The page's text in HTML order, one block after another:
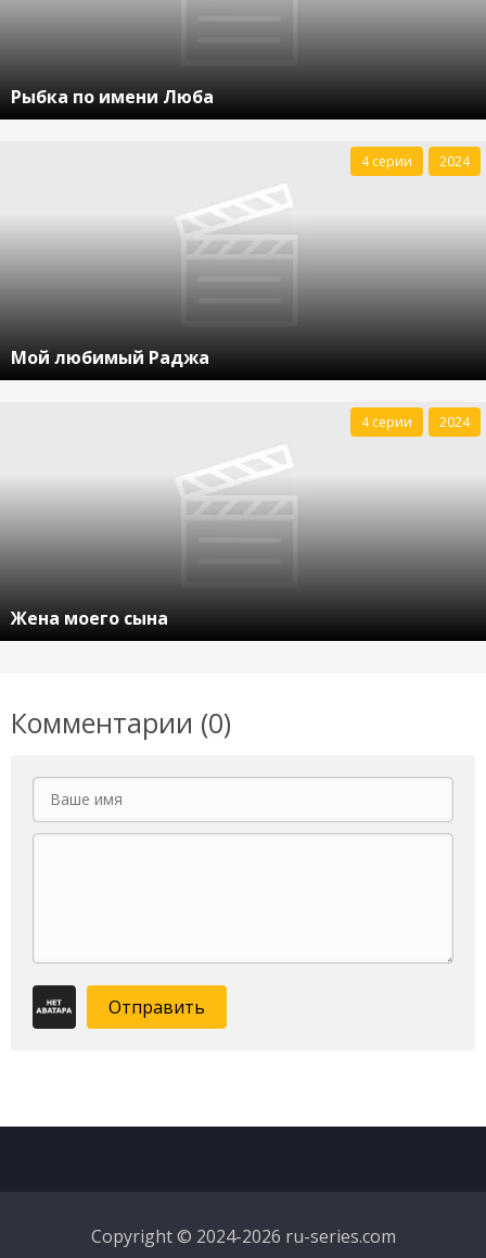
Рыбка по имени Люба
Мой любимый Раджа
4 серии 2024
Жена моего сына
4 серии 2024
Комментарии (0)
Отправить
Copyright © 2024-2026 ru-series.com